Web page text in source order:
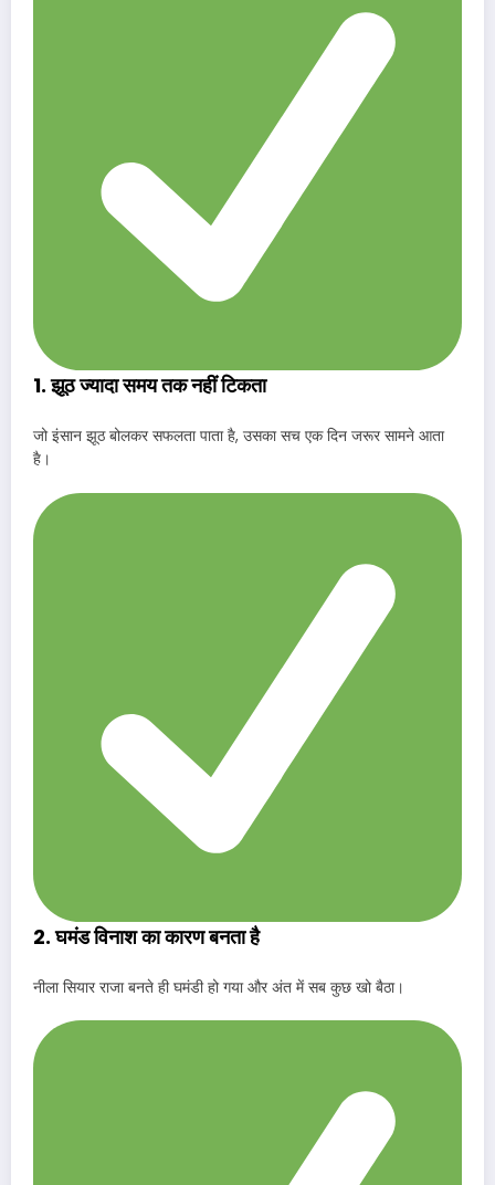
1. झूठ ज्यादा समय तक नहीं टिकता
जो इंसान झूठ बोलकर सफलता पाता है, उसका सच एक दिन जरूर सामने आता
है।
2. घमंड विनाश का कारण बनता है
नीला सियार राजा बनते ही घमंडी हो गया और अंत में सब कुछ खो बैठा।